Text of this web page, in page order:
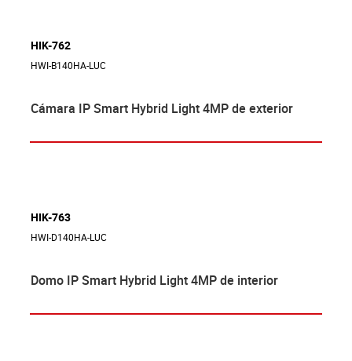
HIK-762
HWI-B140HA-LUC
Cámara IP Smart Hybrid Light 4MP de exterior
HIK-763
HWI-D140HA-LUC
Domo IP Smart Hybrid Light 4MP de interior